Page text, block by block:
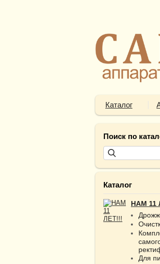
Каталог
Поиск по
Каталог
НАМ 11
Для